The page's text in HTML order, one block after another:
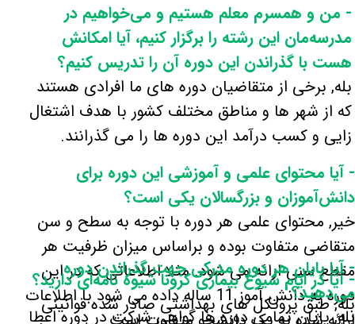
- من و همسرم معلم هستیم و می‌خواهیم در
مدرسه‌مان این رشته را برگزار کنیم، آیا امکانش
هست با گذراندن این دوره آن را تدریس کنیم؟
بله, برخی از متقاضیان دوره های ما افرادی هستند
که از شهر ها و مناطق مختلف کشور با هدف اشتغال
زایی و کسب درآمد این دوره ها را می گذرانند.
- آیا محتوای علمی و آموزشی این دوره برای
دانش‌آموزان و بزرگسالان یکی است؟
خیر, محتوای علمی هر دوره با توجه به سطح و سن
متقاضی متفاوت بوده و براساس میزان ظرفیت هر
مقطع سنی ارائه می شود. مثلا اطلاعاتی که در این
دوره به دانش آموز 11 ساله داده می شود با اطلاعات
- آیا پایان هر دوره مدرکی جهت گذراندن دوره
می‌دهید؟
بله, پایان تمامی دوره ها گواهی شرکت در دوره اعطا
- آیا در ایام شیوع بیماری کرونا شیوه نامه‌ای دارید؟
بله, طبق پروتکل های بهداشتی صادر شده قوانینی